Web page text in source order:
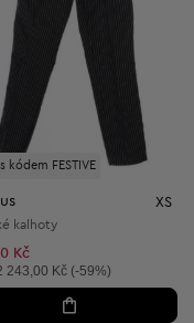
kódem FESTIVE
XS
kalhoty
Kč
cena:
243,00 Kč (-59%)